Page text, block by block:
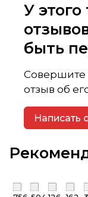
У этого
быть
Совершите
отзыв об
Написать